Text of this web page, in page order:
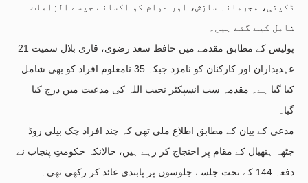
ڈکیتی، مجرمانہ سازش، اور عوام کو اکسانے جیسے الزامات
شامل کیے گئے ہیں۔
پولیس کے مطابق مقدمے میں حافظ سعد رضوی، قاری بلال سمیت 21
عہدیداران اور کارکنان کو نامزد جبکہ 35 نامعلوم افراد کو بھی شامل
کیا گیا ہے۔ مقدمہ سب انسپکٹر نجیب اللہ کی مدعیت میں درج کیا
گیا۔
مدعی کے بیان کے مطابق اطلاع ملی تھی کہ چند افراد چک بیلی روڈ
جٹھہ ہتھیال کے مقام پر احتجاج کر رہے ہیں، حالانکہ حکومتِ پنجاب نے
دفعہ 144 کے تحت جلسے جلوسوں پر پابندی عائد کر رکھی تھی۔